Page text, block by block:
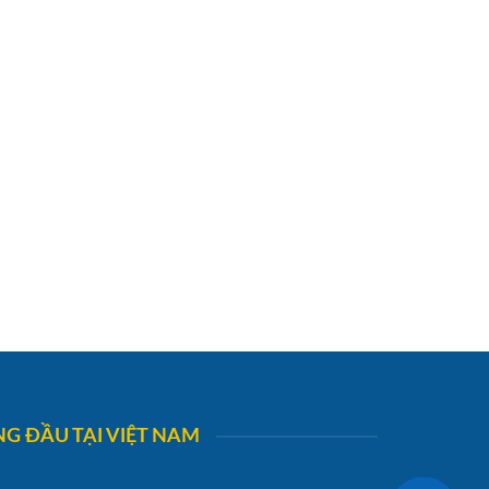
ĐẦU TẠI VIỆT NAM